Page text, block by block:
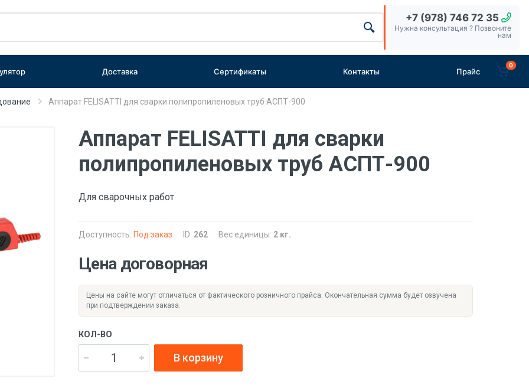
+7 (978) 746 72 35
Нужна консультация ? Позвоните
нам
Доставка Сертификаты Контакты Прайс
0
Аппарат FELISATTI для сварки полипропиленовых труб АСПТ-900
Аппарат FELISATTI для сварки
полипропиленовых труб АСПТ-900
Для сварочных работ
Доступность: Под заказ ID: 262 Вес единицы: 2 кг.
Цена договорная
Цены на сайте могут отличаться от фактического розничного прайса. Окончательная сумма будет озвучена
при подтверждении заказа.
КОЛ-ВО
В корзину